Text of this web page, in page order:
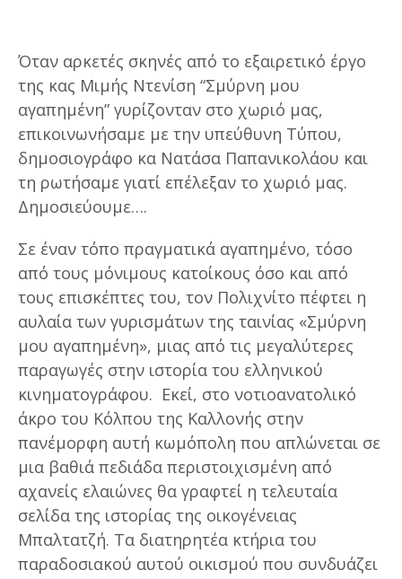
Όταν αρκετές σκηνές από το εξαιρετικό έργο
της κας Μιμής Ντενίση “Σμύρνη μου
αγαπημένη” γυρίζονταν στο χωριό μας,
επικοινωνήσαμε με την υπεύθυνη Τύπου,
δημοσιογράφο κα Νατάσα Παπανικολάου και
τη ρωτήσαμε γιατί επέλεξαν το χωριό μας.
Δημοσιεύουμε….
Σε έναν τόπο πραγματικά αγαπημένο, τόσο
από τους μόνιμους κατοίκους όσο και από
τους επισκέπτες του, τον Πολιχνίτο πέφτει η
αυλαία των γυρισμάτων της ταινίας «Σμύρνη
μου αγαπημένη», μιας από τις μεγαλύτερες
παραγωγές στην ιστορία του ελληνικού
κινηματογράφου. Εκεί, στο νοτιοανατολικό
άκρο του Κόλπου της Καλλονής στην
πανέμορφη αυτή κωμόπολη που απλώνεται σε
μια βαθιά πεδιάδα περιστοιχισμένη από
αχανείς ελαιώνες θα γραφτεί η τελευταία
σελίδα της ιστορίας της οικογένειας
Μπαλτατζή. Τα διατηρητέα κτήρια του
παραδοσιακού αυτού οικισμού που συνδυάζει